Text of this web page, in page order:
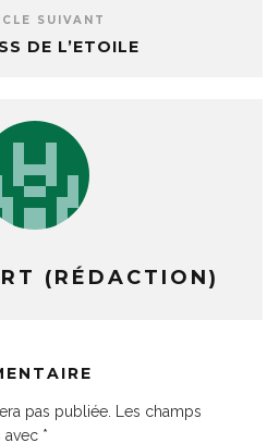
SUIVANT
DE L’ETOILE
(RÉDACTION)
pas publiée.
Les champs
avec *